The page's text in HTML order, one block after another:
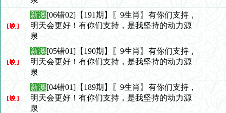
新澳[06错02]【191期】〖9生肖〗有你们支持，
明天会更好！有你们支持，是我坚持的动力源
泉
新澳[05错01]【190期】〖9生肖〗有你们支持，
明天会更好！有你们支持，是我坚持的动力源
泉
新澳[04错01]【189期】〖9生肖〗有你们支持，
明天会更好！有你们支持，是我坚持的动力源
泉